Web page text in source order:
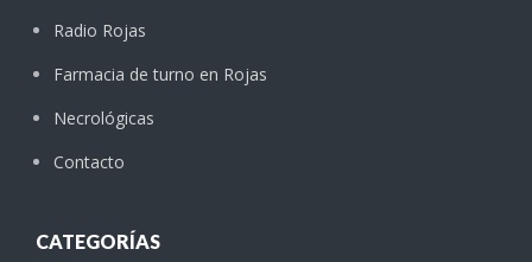
Radio Rojas
Farmacia de turno en Rojas
Necrológicas
Contacto
CATEGORÍAS